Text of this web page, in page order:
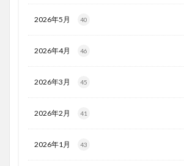
2026年5月 40
2026年4月 46
2026年3月 45
2026年2月 41
2026年1月 43